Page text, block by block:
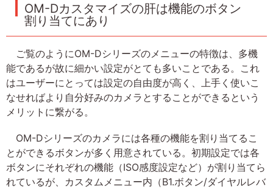
OM-Dカスタマイズの肝は機能のボタン
割り当てにあり
ご覧のようにOM-Dシリーズのメニューの特徴は、多機
能であるが故に細かい設定がとても多いことである。これ
はユーザーにとっては設定の自由度が高く、上手く使いこ
なせればより自分好みのカメラとすることができるという
メリットに繋がる。
OM-Dシリーズのカメラには各種の機能を割り当てるこ
とができるボタンが多く用意されている。初期設定では各
ボタンにそれぞれの機能（ISO感度設定など）が割り当てら
れているが、カスタムメニュー内（B1.ボタン/ダイヤルレバ